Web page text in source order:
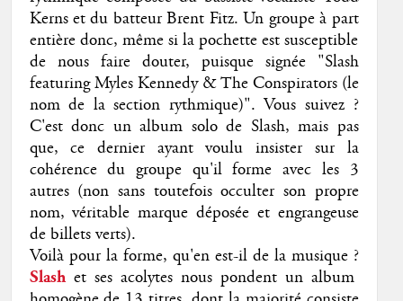
Kerns et du batteur Brent Fitz. Un groupe à part
entière donc, même si la pochette est susceptible
de nous faire douter, puisque signée "Slash
featuring Myles Kennedy & The Conspirators (le
nom de la section rythmique)". Vous suivez ?
C'est donc un album solo de Slash, mais pas
que, ce dernier ayant voulu insister sur la
cohérence du groupe qu'il forme avec les 3
autres (non sans toutefois occulter son propre
nom, véritable marque déposée et engrangeuse
de billets verts).
Voilà pour la forme, qu'en est-il de la musique ?
Slash et ses acolytes nous pondent un album